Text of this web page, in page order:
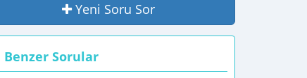
Yeni Soru Sor
Benzer Sorular